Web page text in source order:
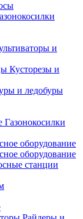
и
Кусторезы и
и ледобуры
Газонокосилки
оборудование
оборудование
станции